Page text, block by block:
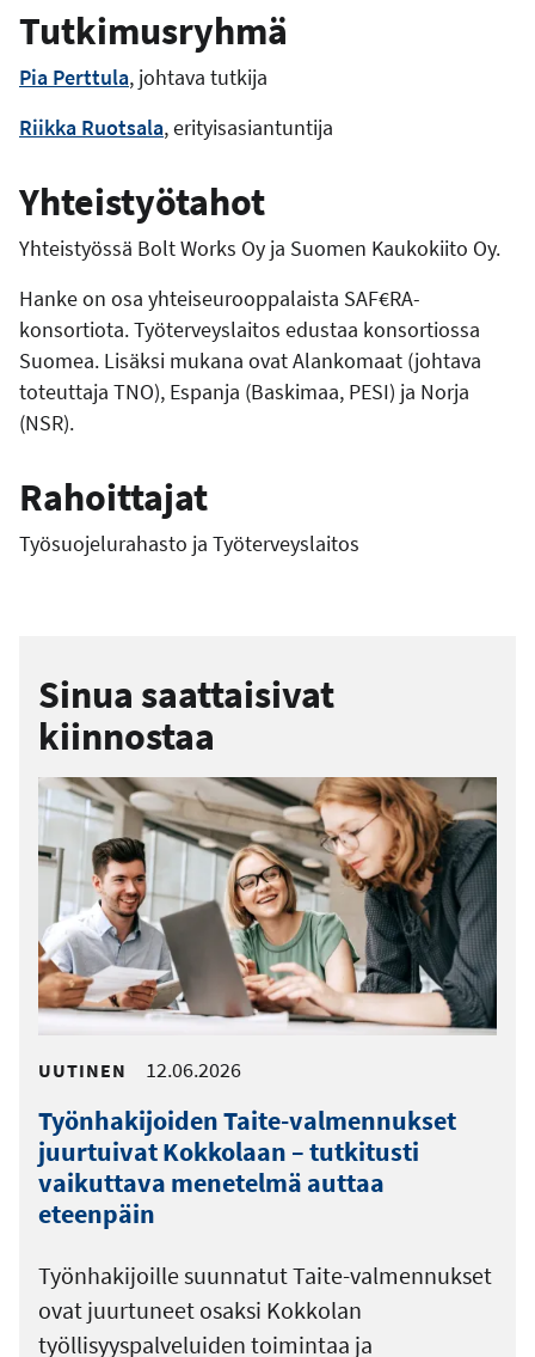
p
s
i
s
o
i
e
Tutkimusryhmä
Pia Perttula, johtava tutkija
Riikka Ruotsala, erityisasiantuntija
Yhteistyötahot
Yhteistyössä Bolt Works Oy ja Suomen Kaukokiito Oy.
Hanke on osa yhteiseurooppalaista SAF€RA-
konsortiota. Työterveyslaitos edustaa konsortiossa
Suomea. Lisäksi mukana ovat Alankomaat (johtava
toteuttaja TNO), Espanja (Baskimaa, PESI) ja Norja
(NSR).
Rahoittajat
Työsuojelurahasto ja Työterveyslaitos
Sinua saattaisivat
kiinnostaa
UUTINEN 12.06.2026
Työnhakijoiden Taite-valmennukset
juurtuivat Kokkolaan – tutkitusti
vaikuttava menetelmä auttaa
eteenpäin
Työnhakijoille suunnatut Taite-valmennukset
ovat juurtuneet osaksi Kokkolan
työllisyyspalveluiden toimintaa ja